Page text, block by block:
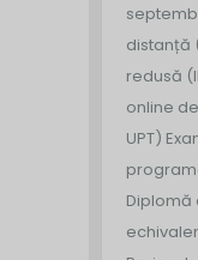
distanță
redusă
online
UPT)
Diplomă